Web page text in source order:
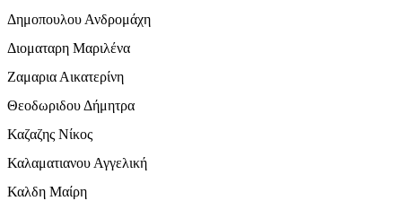
Δημοπουλου Ανδρομάχη
Διοματαρη Μαριλένα
Ζαμαρια Αικατερίνη
Θεοδωριδου Δήμητρα
Καζαζης Νίκος
Καλαματιανου Αγγελική
Καλδη Μαίρη